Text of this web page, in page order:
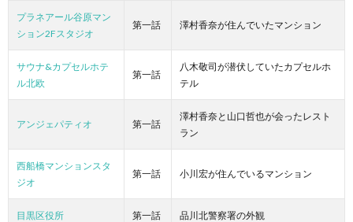
プラネアール谷原マン
ション2Fスタジオ
第一話 澤村香奈が住んでいたマンション
サウナ&カプセルホテ
ル北欧
第一話
八木敬司が潜伏していたカプセルホ
テル
アンジェパティオ 第一話
澤村香奈と山口哲也が会ったレスト
ラン
西船橋マンションスタ
ジオ
第一話 小川宏が住んでいるマンション
目黒区役所 第一話 品川北警察署の外観